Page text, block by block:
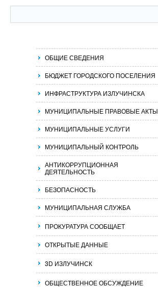
ОБЩИЕ СВЕДЕНИЯ
БЮДЖЕТ ГОРОДСКОГО ПОСЕЛЕНИЯ
ИНФРАСТРУКТУРА ИЗЛУЧИНСКА
МУНИЦИПАЛЬНЫЕ ПРАВОВЫЕ АКТЫ
МУНИЦИПАЛЬНЫЕ УСЛУГИ
МУНИЦИПАЛЬНЫЙ КОНТРОЛЬ
АНТИКОРРУПЦИОННАЯ
ДЕЯТЕЛЬНОСТЬ
БЕЗОПАСНОСТЬ
МУНИЦИПАЛЬНАЯ СЛУЖБА
ПРОКУРАТУРА СООБЩАЕТ
ОТКРЫТЫЕ ДАННЫЕ
3D ИЗЛУЧИНСК
ОБЩЕСТВЕННОЕ ОБСУЖДЕНИЕ